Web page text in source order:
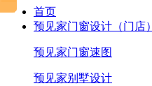
首页
预见家门窗设计（门店）
预见家门窗速图
预见家别墅设计